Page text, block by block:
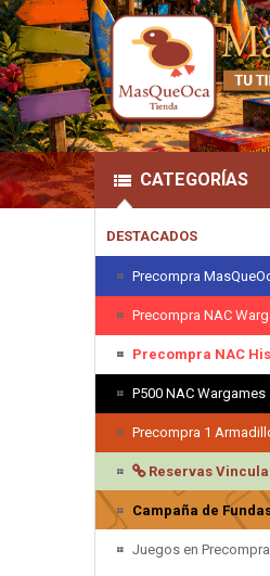
CATEGORÍAS
DESTACADOS
Precompra
Precompra NAC
Precompra NAC
P500 NAC Wargames
Precompra 1
Reservas
Campaña de
Juegos en Precompra